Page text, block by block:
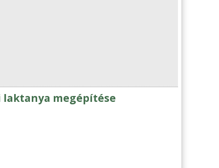
laktanya megépítése